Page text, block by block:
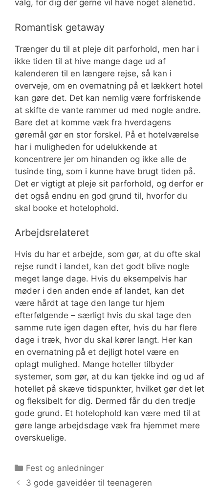
valg, for dig der gerne vil have noget alenetid.
Romantisk getaway
Trænger du til at pleje dit parforhold, men har i
ikke tiden til at hive mange dage ud af
kalenderen til en længere rejse, så kan i
overveje, om en overnatning på et lækkert hotel
kan gøre det. Det kan nemlig være forfriskende
at skifte de vante rammer ud med nogle andre.
Bare det at komme væk fra hverdagens
gøremål gør en stor forskel. På et hotelværelse
har i muligheden for udelukkende at
koncentrere jer om hinanden og ikke alle de
tusinde ting, som i kunne have brugt tiden på.
Det er vigtigt at pleje sit parforhold, og derfor er
det også endnu en god grund til, hvorfor du
skal booke et hotelophold.
Arbejdsrelateret
Hvis du har et arbejde, som gør, at du ofte skal
rejse rundt i landet, kan det godt blive nogle
meget lange dage. Hvis du eksempelvis har
møder i den anden ende af landet, kan det
være hårdt at tage den lange tur hjem
efterfølgende – særligt hvis du skal tage den
samme rute igen dagen efter, hvis du har flere
dage i træk, hvor du skal kører langt. Her kan
en overnatning på et dejligt hotel være en
oplagt mulighed. Mange hoteller tilbyder
systemer, som gør, at du kan tjekke ind og ud af
hotellet på skæve tidspunkter, hvilket gør det let
og fleksibelt for dig. Dermed får du den tredje
gode grund. Et hotelophold kan være med til at
gøre lange arbejdsdage væk fra hjemmet mere
overskuelige.
Kategorier
Fest og anledninger
3 gode gaveidéer til teenageren